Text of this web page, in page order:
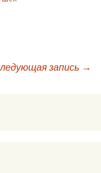
запись →